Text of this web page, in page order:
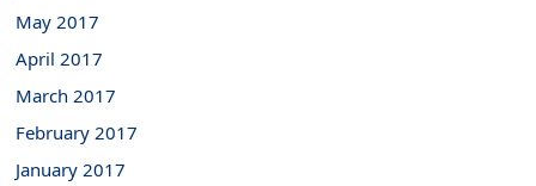
May 2017
April 2017
March 2017
February 2017
January 2017